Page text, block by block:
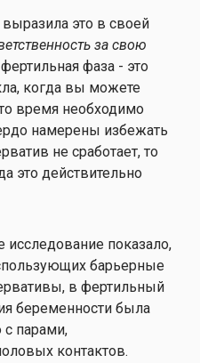
это в своей
за свою
фаза - это
когда вы можете
время необходимо
намерены избежать
не сработает, то
это действительно
показало,
барьерные
в фертильный
беременности была
парами,
контактов.